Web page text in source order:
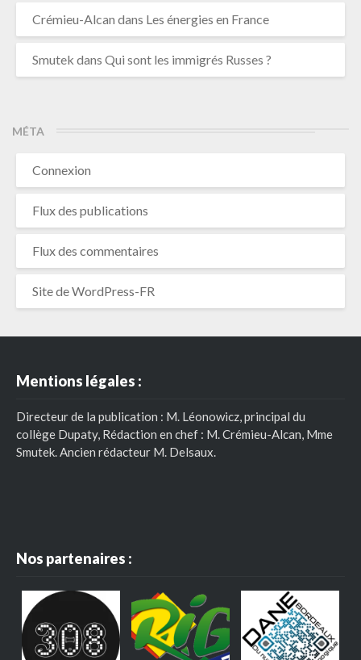
Crémieu-Alcan dans Les énergies en France
Smutek dans Qui sont les immigrés Russes ?
MÉTA
Connexion
Flux des publications
Flux des commentaires
Site de WordPress-FR
Mentions légales :
Directeur de la publication : M. Léonowicz, principal du
collège Dupaty, Rédaction en chef : M. Crémieu-Alcan, Mme
Smutek. Ancien rédacteur M. Delsaux.
Nos partenaires :